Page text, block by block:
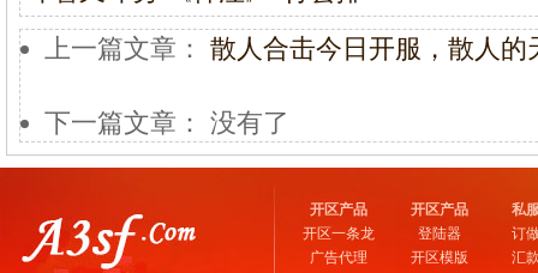
上一篇文章： 散人合击今日开服，散人的
下一篇文章： 没有了
开区产品
开区一条龙
广告代理
开区产品
登陆器
开区模版
私
订
汇